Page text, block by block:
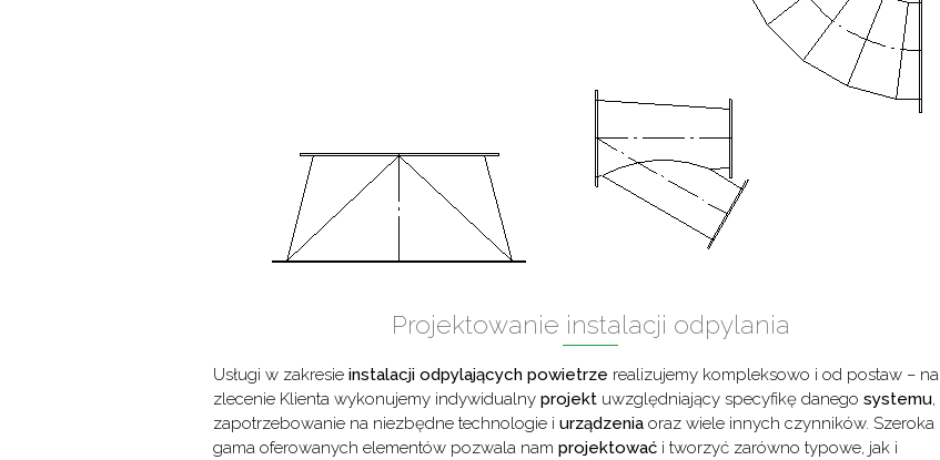
Projektowanie instalacji odpylania
Usługi w zakresie instalacji odpylających powietrze realizujemy kompleksowo i od postaw – na
zlecenie Klienta wykonujemy indywidualny projekt uwzględniający specyfikę danego systemu,
zapotrzebowanie na niezbędne technologie i urządzenia oraz wiele innych czynników. Szeroka
gama oferowanych elementów pozwala nam projektować i tworzyć zarówno typowe, jak i